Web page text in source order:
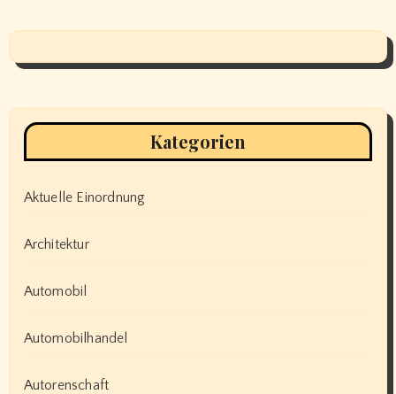
Kategorien
Aktuelle Einordnung
Architektur
Automobil
Automobilhandel
Autorenschaft